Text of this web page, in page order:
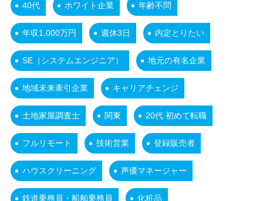
40代 ホワイト企業 年齢不問
年収1,000万円 週休3日 内定とりたい
SE（システムエンジニア） 地元の有名企業
地域未来牽引企業 キャリアチェンジ
土地家屋調査士 関東 20代 初めて転職
フルリモート 技術営業 登録販売者
ハウスクリーニング 声優マネージャー
鉄道乗務員・船舶乗務員 化粧品